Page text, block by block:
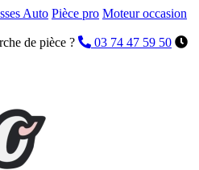
Auto Pièce pro Moteur occasion
de pièce ?
03 74 47 59 50